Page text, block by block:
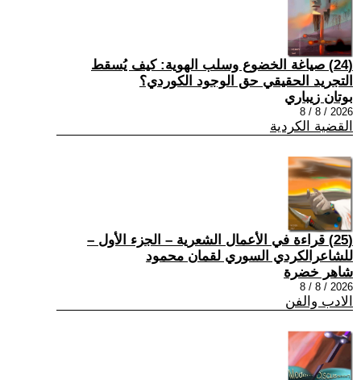
(24) صياغة الخضوع وسلب الهوية: كيف يُسقط
التجريد الحقيقي حق الوجود الكوردي؟
بوتان زيباري
2026 / 8 / 8
القضية الكردية
(25) قراءة في الأعمال الشعرية – الجزء الأول –
للشاعرالكردي السوري لقمان محمود
شاهر خضرة
2026 / 8 / 8
الادب والفن